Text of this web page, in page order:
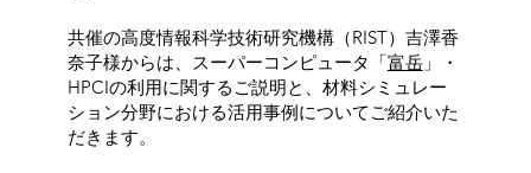
共催の高度情報科学技術研究機構（RIST）吉澤香
奈子様からは、スーパーコンピュータ「富岳」・
HPCIの利用に関するご説明と、材料シミュレー
ション分野における活用事例についてご紹介いた
だきます。